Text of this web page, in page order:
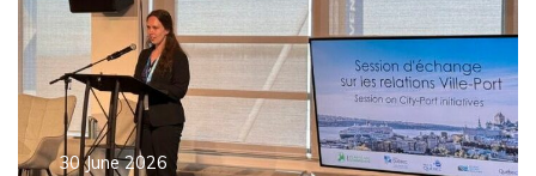
30 June 2026